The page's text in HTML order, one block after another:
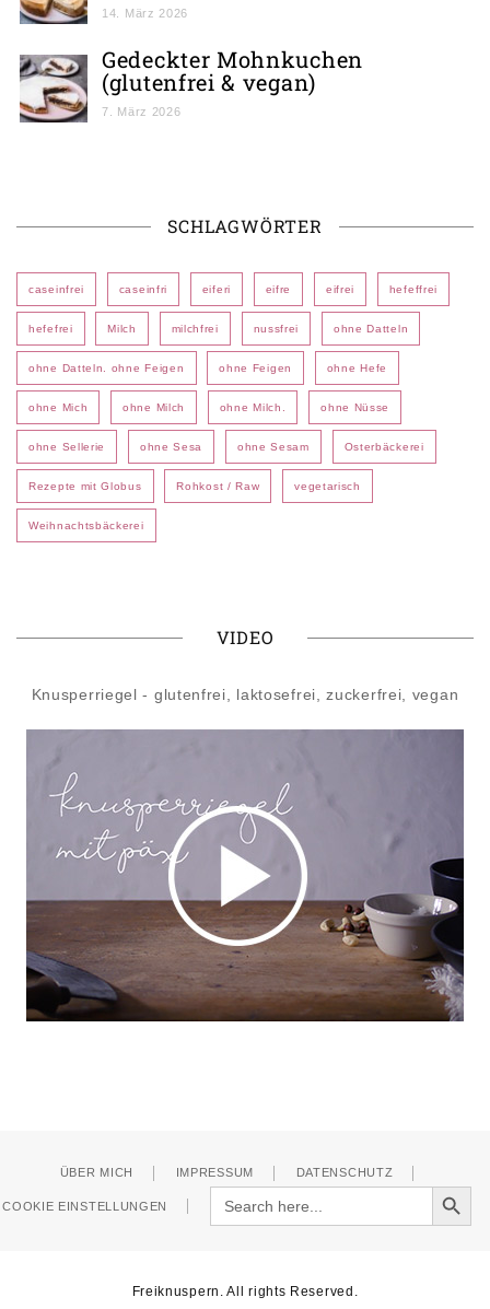
14. März 2026
Gedeckter Mohnkuchen
(glutenfrei & vegan)
7. März 2026
SCHLAGWÖRTER
caseinfrei caseinfri eiferi eifre eifrei hefeffrei
hefefrei Milch milchfrei nussfrei ohne Datteln
ohne Datteln. ohne Feigen ohne Feigen ohne Hefe
ohne Mich ohne Milch ohne Milch. ohne Nüsse
ohne Sellerie ohne Sesa ohne Sesam Osterbäckerei
Rezepte mit Globus Rohkost / Raw vegetarisch
Weihnachtsbäckerei
VIDEO
Knusperriegel - glutenfrei, laktosefrei, zuckerfrei, vegan
ÜBER MICH IMPRESSUM DATENSCHUTZ
COOKIE EINSTELLUNGEN
Search
for:
Search Button
Freiknuspern. All rights Reserved.